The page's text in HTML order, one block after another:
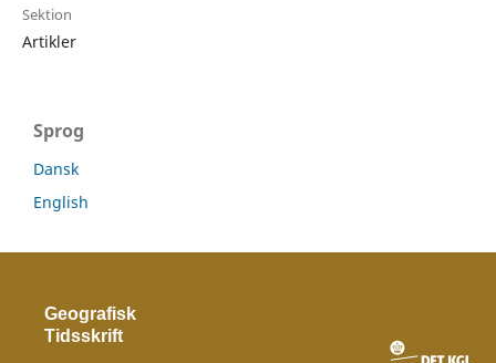
Sektion
Artikler
Sprog
Dansk
English
Geografisk
Tidsskrift